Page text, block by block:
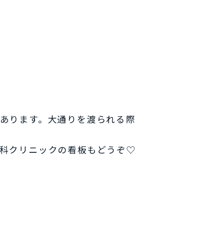
ります。大通りを渡られる際
クリニックの看板もどうぞ♡